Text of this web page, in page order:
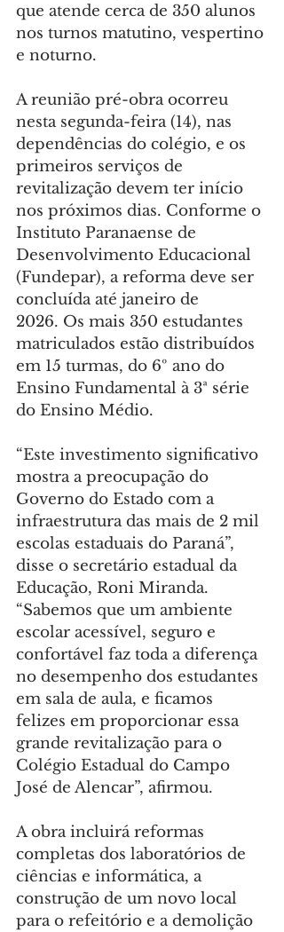
que atende cerca de 350 alunos
nos turnos matutino, vespertino
e noturno.
A reunião pré-obra ocorreu
nesta segunda-feira (14), nas
dependências do colégio, e os
primeiros serviços de
revitalização devem ter início
nos próximos dias. Conforme o
Instituto Paranaense de
Desenvolvimento Educacional
(Fundepar), a reforma deve ser
concluída até janeiro de
2026. Os mais 350 estudantes
matriculados estão distribuídos
em 15 turmas, do 6º ano do
Ensino Fundamental à 3ª série
do Ensino Médio.
“Este investimento significativo
mostra a preocupação do
Governo do Estado com a
infraestrutura das mais de 2 mil
escolas estaduais do Paraná”,
disse o secretário estadual da
Educação, Roni Miranda.
“Sabemos que um ambiente
escolar acessível, seguro e
confortável faz toda a diferença
no desempenho dos estudantes
em sala de aula, e ficamos
felizes em proporcionar essa
grande revitalização para o
Colégio Estadual do Campo
José de Alencar”, afirmou.
A obra incluirá reformas
completas dos laboratórios de
ciências e informática, a
construção de um novo local
para o refeitório e a demolição